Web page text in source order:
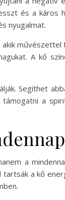
és a káros
nyugalmat.
A kő
Segíthet
a
a
a kő